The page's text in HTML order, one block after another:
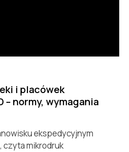
i placówek
– normy, wymagania
ekspedycyjnym
czyta mikrodruk